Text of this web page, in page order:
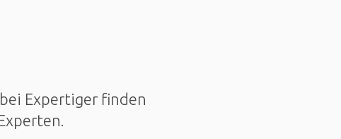
Expertiger finden